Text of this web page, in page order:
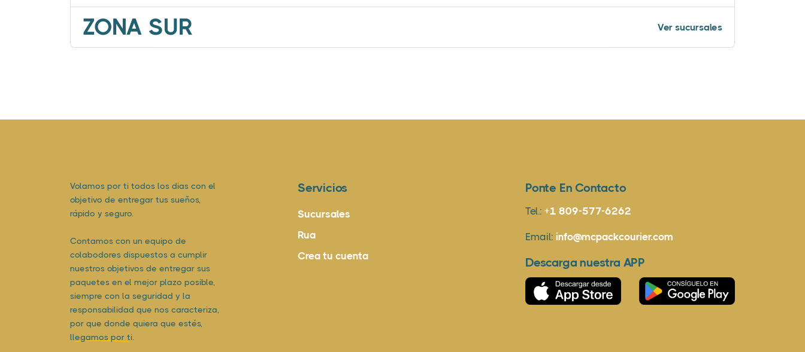
ZONA SUR Ver sucursales
Volamos por ti todos los dias con el
objetivo de entregar tus sueños,
rápido y seguro.
Contamos con un equipo de
colabodores dispuestos a cumplir
nuestros objetivos de entregar sus
paquetes en el mejor plazo posible,
siempre con la seguridad y la
responsabilidad que nos caracteriza,
por que donde quiera que estés,
llegamos por ti.
Servicios
Sucursales
Rua
Crea tu cuenta
Ponte En Contacto
Tel.: +1 809-577-6262
Email: info@mcpackcourier.com
Descarga nuestra APP